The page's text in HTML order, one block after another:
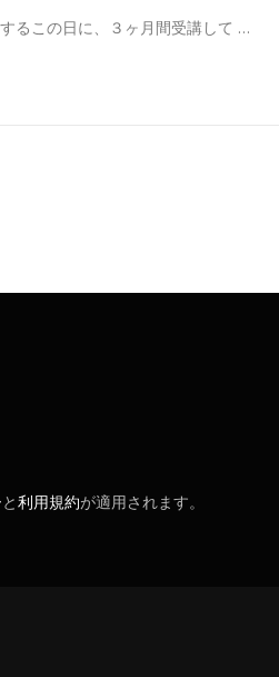
るこの日に、３ヶ月間受講して …
と利用規約が適用されます。